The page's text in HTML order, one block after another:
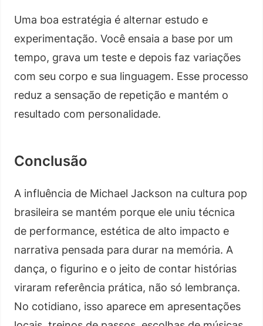
Uma boa estratégia é alternar estudo e
experimentação. Você ensaia a base por um
tempo, grava um teste e depois faz variações
com seu corpo e sua linguagem. Esse processo
reduz a sensação de repetição e mantém o
resultado com personalidade.
Conclusão
A influência de Michael Jackson na cultura pop
brasileira se mantém porque ele uniu técnica
de performance, estética de alto impacto e
narrativa pensada para durar na memória. A
dança, o figurino e o jeito de contar histórias
viraram referência prática, não só lembrança.
No cotidiano, isso aparece em apresentações